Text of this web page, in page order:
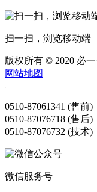
扫一扫，浏览移动端
版权所有 © 2020 必
网站地图
0510-87061341 (售前)
0510-87076718 (售后)
0510-87076732 (技术)
微信服务号